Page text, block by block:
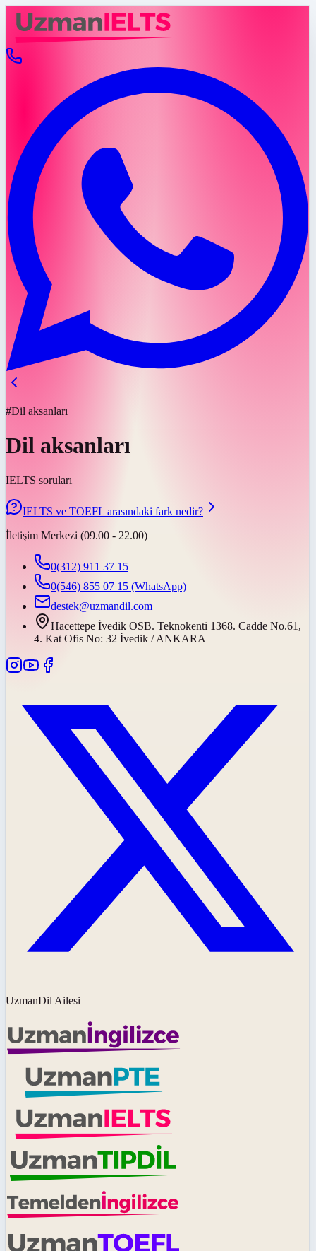
#Dil aksanları
Dil aksanları
IELTS soruları
IELTS ve TOEFL arasındaki fark nedir?
İletişim Merkezi (09.00 - 22.00)
0(312) 911 37 15
0(546) 855 07 15 (WhatsApp)
destek@uzmandil.com
Hacettepe İvedik OSB. Teknokenti 1368. Cadde No.61,
4. Kat Ofis No: 32 İvedik / ANKARA
UzmanDil Ailesi